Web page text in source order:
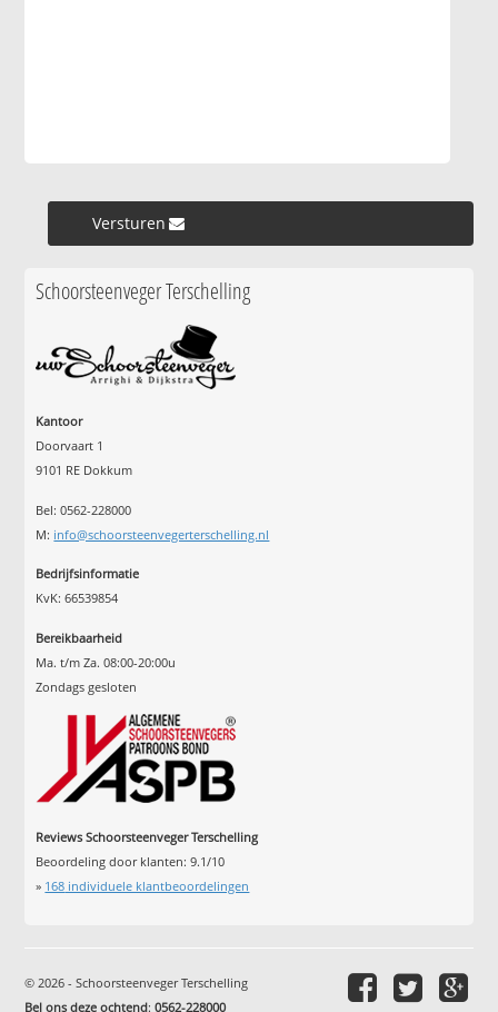
Versturen »
Schoorsteenveger Terschelling
Kantoor
Doorvaart 1
9101 RE Dokkum
Bel: 0562-228000
M: info@schoorsteenvegerterschelling.nl
Bedrijfsinformatie
KvK: 66539854
Bereikbaarheid
Ma. t/m Za. 08:00-20:00u
Zondags gesloten
Reviews Schoorsteenveger Terschelling
Beoordeling door klanten:9.1/10
» 168 individuele klantbeoordelingen
© 2026 - Schoorsteenveger Terschelling
Bel ons deze ochtend:0562-228000